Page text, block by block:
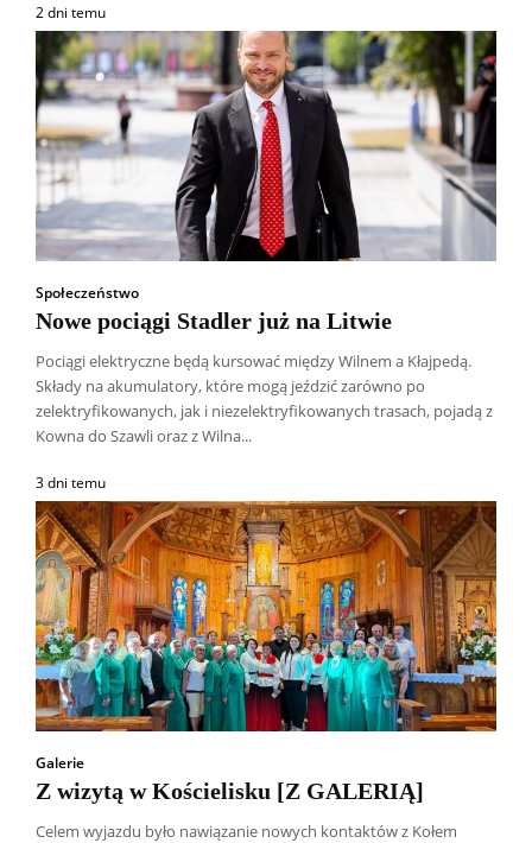
2 dni temu
Społeczeństwo
Nowe pociągi Stadler już na Litwie
Pociągi elektryczne będą kursować między Wilnem a Kłajpedą.
Składy na akumulatory, które mogą jeździć zarówno po
zelektryfikowanych, jak i niezelektryfikowanych trasach, pojadą z
Kowna do Szawli oraz z Wilna...
3 dni temu
Galerie
Z wizytą w Kościelisku [Z GALERIĄ]
Celem wyjazdu było nawiązanie nowych kontaktów z Kołem